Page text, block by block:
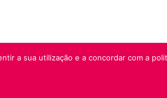
a sua utilização e a concordar com a